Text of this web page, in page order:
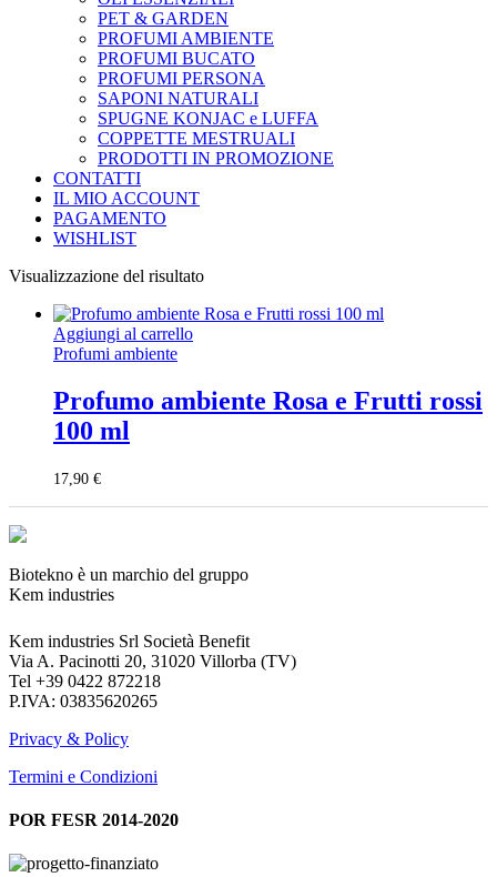
PET & GARDEN
PROFUMI AMBIENTE
PROFUMI BUCATO
PROFUMI PERSONA
SAPONI NATURALI
SPUGNE KONJAC e LUFFA
COPPETTE MESTRUALI
PRODOTTI IN PROMOZIONE
CONTATTI
IL MIO ACCOUNT
PAGAMENTO
WISHLIST
Visualizzazione del risultato
Aggiungi al carrello
Profumi ambiente
Profumo ambiente Rosa e Frutti rossi
100 ml
17,90 €
Biotekno è un marchio del gruppo
Kem industries
Kem industries Srl Società Benefit
Via A. Pacinotti 20, 31020 Villorba (TV)
Tel +39 0422 872218
P.IVA: 03835620265
Privacy & Policy
Termini e Condizioni
POR FESR 2014-2020